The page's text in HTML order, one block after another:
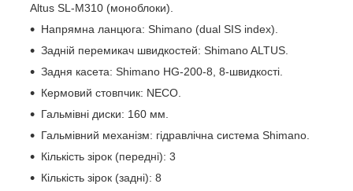
Altus SL-M310 (моноблоки).
Напрямна ланцюга: Shimano (dual SIS index).
Задній перемикач швидкостей: Shimano ALTUS.
Задня касета: Shimano HG-200-8, 8-швидкості.
Кермовий стовпчик: NECO.
Гальмівні диски: 160 мм.
Гальмівний механізм: гідравлічна система Shimano.
Кількість зірок (передні): 3
Кількість зірок (задні): 8